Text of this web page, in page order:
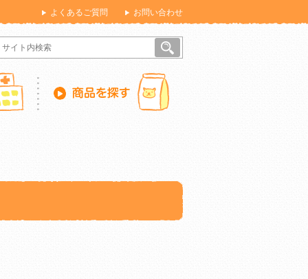
よくあるご質問 お問い合わせ